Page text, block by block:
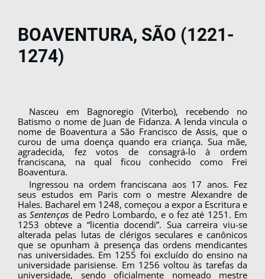
BOAVENTURA, SÃO (1221-
1274)
Nasceu em Bagnoregio (Viterbo), recebendo no
Batismo o nome de Juan de Fidanza. A lenda vincula o
nome de Boaventura a São Francisco de Assis, que o
curou de uma doença quando era criança. Sua mãe,
agradecida, fez votos de consagrá-lo à ordem
franciscana, na qual ficou conhecido como Frei
Boaventura.
Ingressou na ordem franciscana aos 17 anos. Fez
seus estudos em Paris com o mestre Alexan­dre de
Hales. Bacharel em 1248, começou a ex­por a Escritura e
asSentenças de Pedro Lombardo, e o fez até 1251. Em
1253 obteve a “licentia docendi”. Sua carreira viu-se
alterada pelas lutas de clérigos seculares e canônicos
que se opunham à presença das ordens mendicantes
nas universi­dades. Em 1255 foi excluído do ensino na
uni­versidade parisiense. Em 1256 voltou às tarefas da
universidade, sendo oficialmente nomeado mestre